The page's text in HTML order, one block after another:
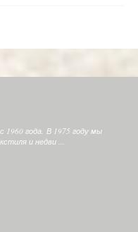
1960 года. В 1975 году мы
и недви ...